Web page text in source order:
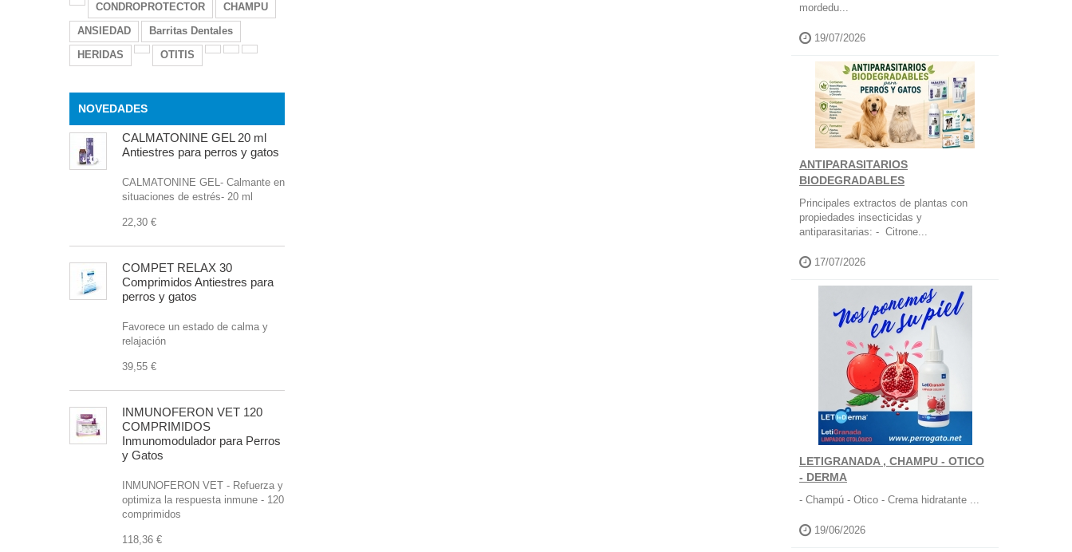
CONDROPROTECTOR
CHAMPU
ANSIEDAD
Barritas Dentales
HERIDAS
OTITIS
NOVEDADES
CALMATONINE GEL 20 ml
Antiestres para perros y gatos
CALMATONINE GEL- Calmante en
situaciones de estrés- 20 ml
22,30 €
COMPET RELAX 30
Comprimidos Antiestres para
perros y gatos
Favorece un estado de calma y
relajación
39,55 €
INMUNOFERON VET 120
COMPRIMIDOS
Inmunomodulador para Perros
y Gatos
INMUNOFERON VET - Refuerza y
optimiza la respuesta inmune - 120
comprimidos
118,36 €
mordedu...
19/07/2026
ANTIPARASITARIOS
BIODEGRADABLES
Principales extractos de plantas con
propiedades insecticidas y
antiparasitarias: - Citrone...
17/07/2026
LETIGRANADA , CHAMPU - OTICO
- DERMA
- Champú - Otico - Crema hidratante ...
19/06/2026